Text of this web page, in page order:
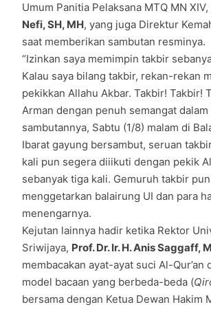
Umum Panitia Pelaksana MTQ MN XIV,
Nefi, SH, MH, yang juga Direktur
saat memberikan sambutan resminya.
“Izinkan saya memimpin takbir
Kalau saya bilang takbir, rekan-rekan
pekikkan Allahu Akbar. Takbir! Takbir!
Arman dengan penuh semangat dalam
sambutannya, Sabtu (1/8) malam di
Ibarat gayung bersambut, seruan
kali pun segera diiikuti dengan pekik
sebanyak tiga kali. Gemuruh takbir
menggetarkan balairung UI dan para
menengarnya.
Kejutan lainnya hadir ketika Rektor
Sriwijaya, Prof. Dr. Ir. H. Anis Saggaff,
membacakan ayat-ayat suci Al-Qur’an
model bacaan yang berbeda-beda (
bersama dengan Ketua Dewan Hakim